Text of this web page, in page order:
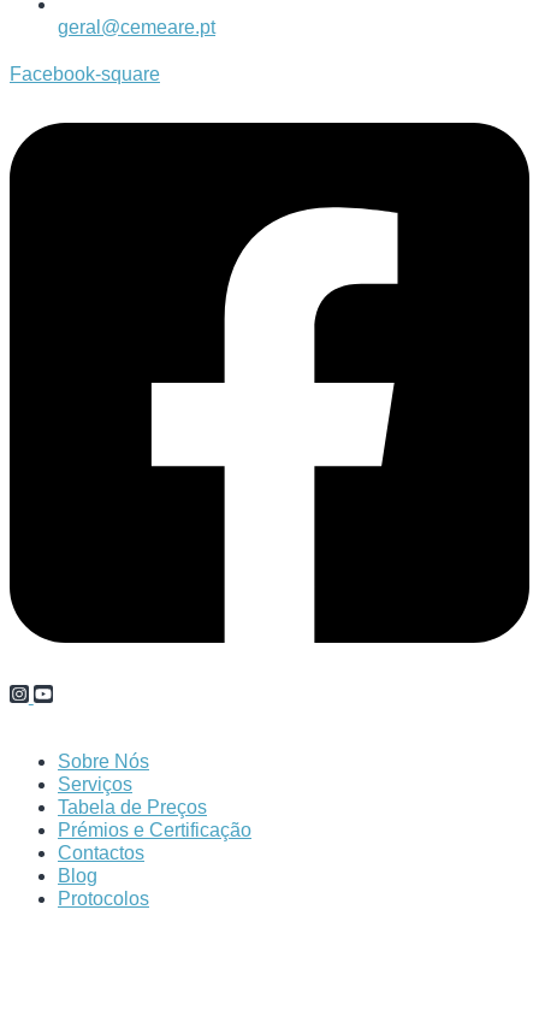
geral@cemeare.pt
Facebook-square
Sobre Nós
Serviços
Tabela de Preços
Prémios e Certificação
Contactos
Blog
Protocolos